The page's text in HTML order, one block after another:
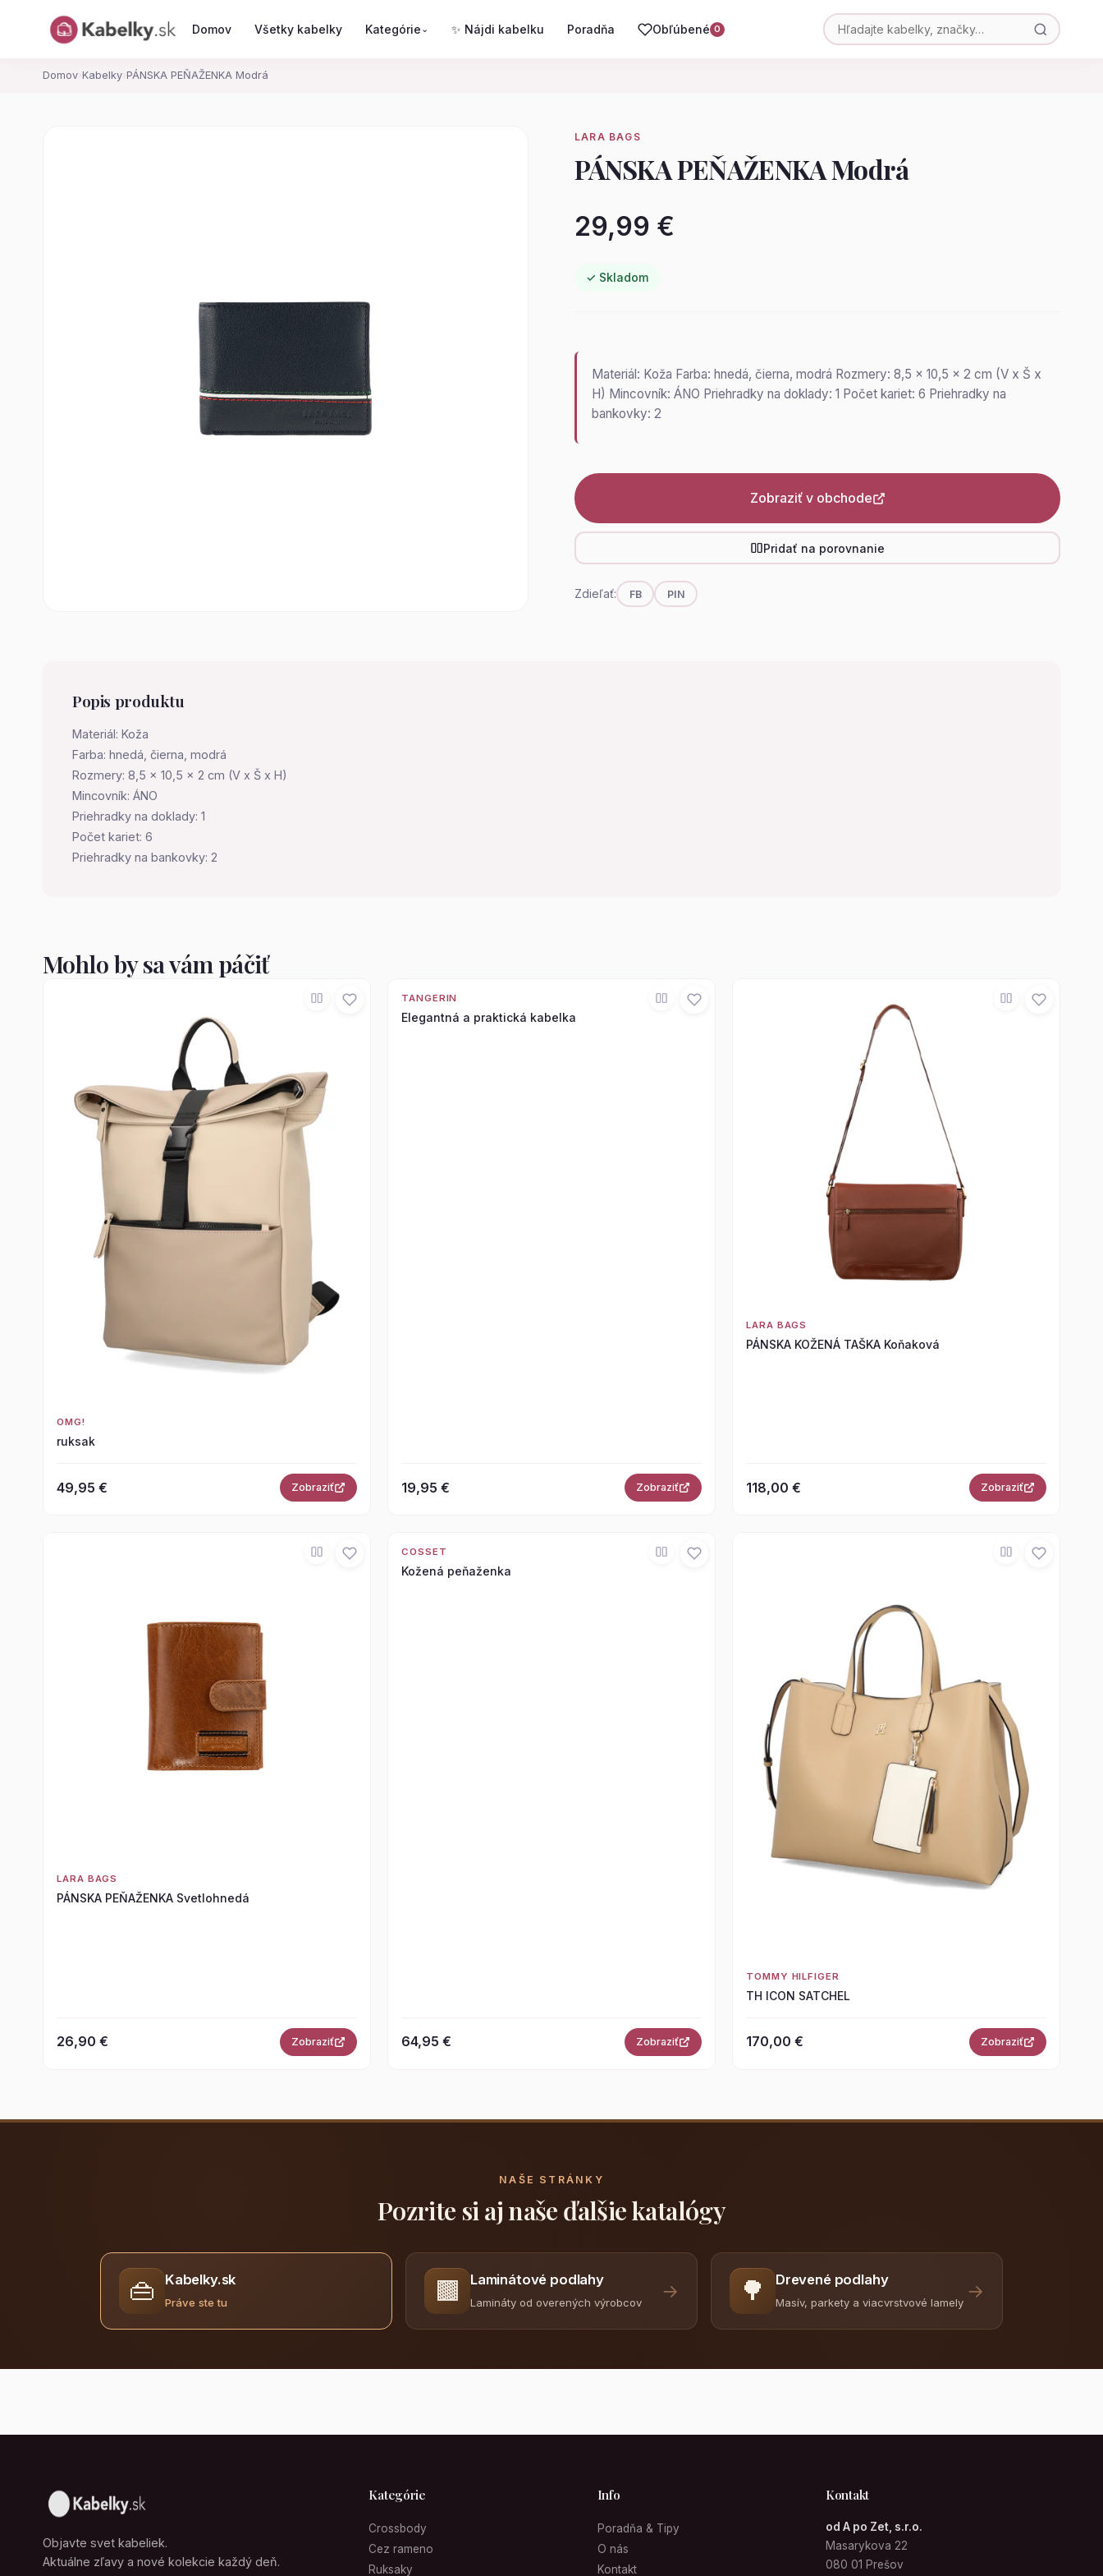
Domov Všetky kabelky Kategórie ⌄ ✨ Nájdi kabelku Poradňa Obľúbené 0
Domov› Kabelky› PÁNSKA PEŇAŽENKA Modrá
LARA BAGS
PÁNSKA PEŇAŽENKA Modrá
29,99 €
✓ Skladom
Materiál: Koža Farba: hnedá, čierna, modrá Rozmery: 8,5 x 10,5 x 2 cm (V x Š x
H) Mincovník: ÁNO Priehradky na doklady: 1 Počet kariet: 6 Priehradky na
bankovky: 2
Zobraziť v obchode
Pridať na porovnanie
Zdieľať: FB PIN
Popis produktu
Materiál: Koža
Farba: hnedá, čierna, modrá
Rozmery: 8,5 x 10,5 x 2 cm (V x Š x H)
Mincovník: ÁNO
Priehradky na doklady: 1
Počet kariet: 6
Priehradky na bankovky: 2
Mohlo by sa vám páčiť
OMG!
ruksak
49,95 € Zobraziť
TANGERIN
Elegantná a praktická kabelka
19,95 € Zobraziť
LARA BAGS
PÁNSKA KOŽENÁ TAŠKA Koňaková
118,00 € Zobraziť
LARA BAGS
PÁNSKA PEŇAŽENKA Svetlohnedá
26,90 € Zobraziť
COSSET
Kožená peňaženka
64,95 € Zobraziť
TOMMY HILFIGER
TH ICON SATCHEL
170,00 € Zobraziť
NAŠE STRÁNKY
Pozrite si aj naše ďalšie katalógy
👜 Kabelky.sk
Práve ste tu 🟫 Laminátové podlahy
Lamináty od overených výrobcov
→ 🌳 Drevené podlahy
Masív, parkety a viacvrstvové lamely
→
Objavte svet kabeliek.
Aktuálne zľavy a nové kolekcie každý deň.
Kategórie
Crossbody
Cez rameno
Ruksaky
Info
Poradňa & Tipy
O nás
Kontakt
Kontakt
od A po Zet, s.r.o.
Masarykova 22
080 01 Prešov